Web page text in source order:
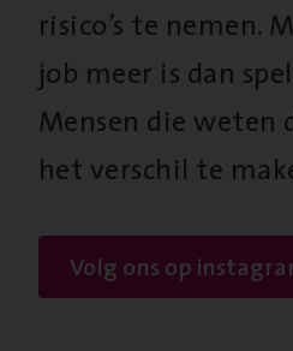
risico’s te nemen.
job meer is dan
Mensen die weten
het verschil te
Volg ons op